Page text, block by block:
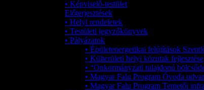
• Képviselő-testület
Előterjesztések
• Helyi rendeletek
• Testületi jegyzőkönyvek
• Pályázatok
• Épületenergetikai felújítások
• Külterületi helyi közutak
• “Önkormányzati tulajdonú
• Magyar Falu Program Óvoda
• Magyar Falu Program Temetői